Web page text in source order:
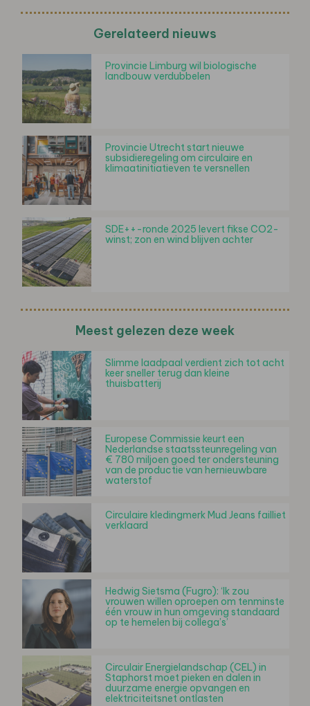
Gerelateerd nieuws
Provincie Limburg wil biologische
landbouw verdubbelen
Provincie Utrecht start nieuwe
subsidieregeling om circulaire en
klimaatinitiatieven te versnellen
SDE++-ronde 2025 levert fikse CO2-
winst; zon en wind blijven achter
Meest gelezen deze week
Slimme laadpaal verdient zich tot acht
keer sneller terug dan kleine
thuisbatterij
Europese Commissie keurt een
Nederlandse staatssteunregeling van
€ 780 miljoen goed ter ondersteuning
van de productie van hernieuwbare
waterstof
Circulaire kledingmerk Mud Jeans failliet
verklaard
Hedwig Sietsma (Fugro): ‘Ik zou
vrouwen willen oproepen om tenminste
één vrouw in hun omgeving standaard
op te hemelen bij collega’s’
Circulair Energielandschap (CEL) in
Staphorst moet pieken en dalen in
duurzame energie opvangen en
elektriciteitsnet ontlasten